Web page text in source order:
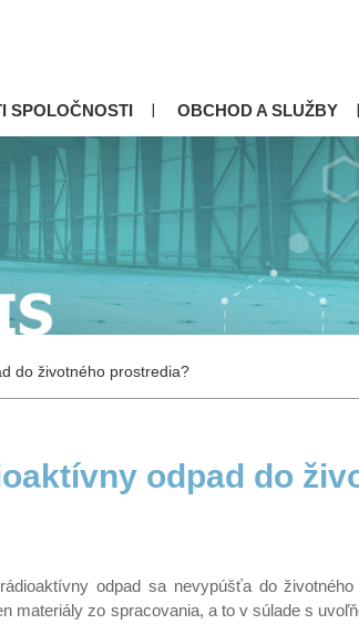
SPOLOČNOSTI OBCHOD A SLUŽBY
do životného prostredia?
odpad do
odpad sa nevypúšťa do životného
materiály zo spracovania, a to v súlade s